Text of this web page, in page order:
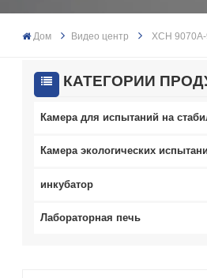
Дом Видео центр XCH 9070A-
КАТЕГОРИИ
Камера для испытаний на
Камера экологических
инкубатор
Лабораторная печь